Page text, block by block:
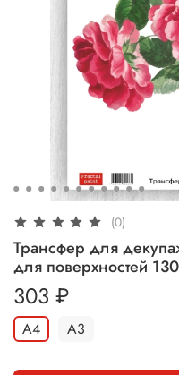
(0)
Трансфер для
для поверхностей 130
303 ₽
А4 А3